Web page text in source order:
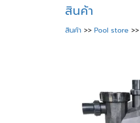
สินค้า
สินค้า >> Pool store >>